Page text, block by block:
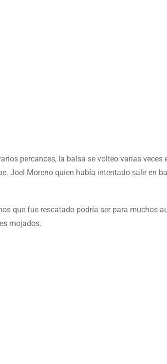
percances, la balsa se volteo varias
Joel Moreno quien había intentado salir en
que fue rescatado podría ser para muchos
mojados.